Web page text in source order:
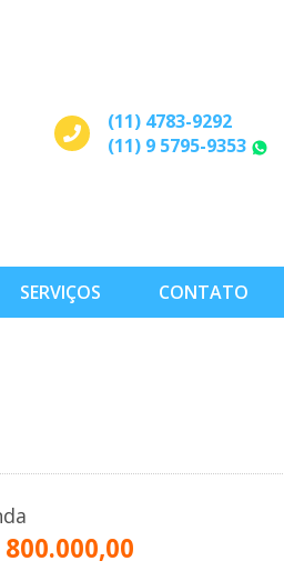
(11) 4783-9292
(11) 9 5795-9353
SERVIÇOS CONTATO
800.000,00